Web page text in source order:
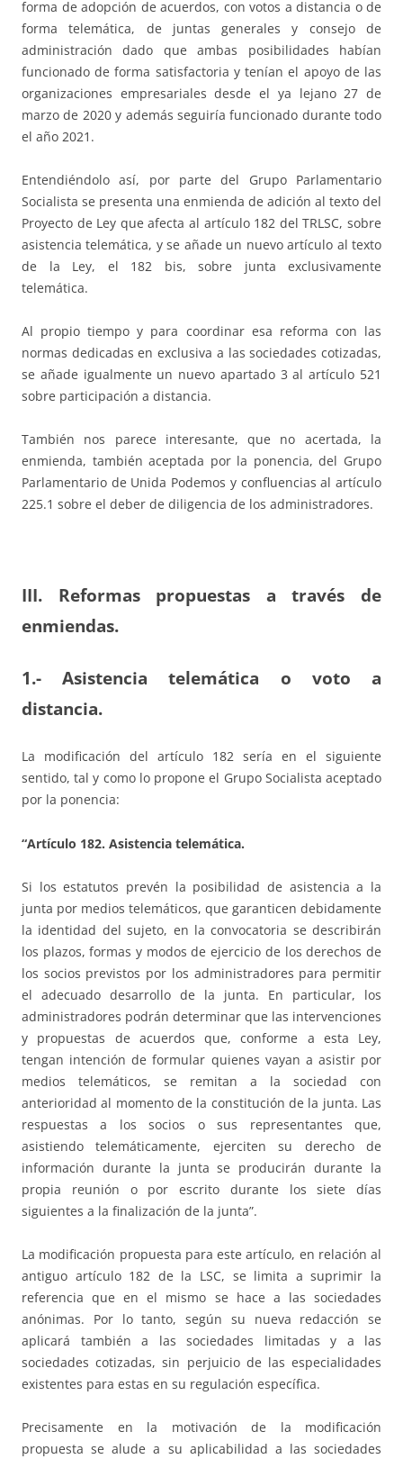
forma de adopción de acuerdos, con votos a distancia o de
forma telemática, de juntas generales y consejo de
administración dado que ambas posibilidades habían
funcionado de forma satisfactoria y tenían el apoyo de las
organizaciones empresariales desde el ya lejano 27 de
marzo de 2020 y además seguiría funcionado durante todo
el año 2021.
Entendiéndolo así, por parte del Grupo Parlamentario
Socialista se presenta una enmienda de adición al texto del
Proyecto de Ley que afecta al artículo 182 del TRLSC, sobre
asistencia telemática, y se añade un nuevo artículo al texto
de la Ley, el 182 bis, sobre junta exclusivamente
telemática.
Al propio tiempo y para coordinar esa reforma con las
normas dedicadas en exclusiva a las sociedades cotizadas,
se añade igualmente un nuevo apartado 3 al artículo 521
sobre participación a distancia.
También nos parece interesante, que no acertada, la
enmienda, también aceptada por la ponencia, del Grupo
Parlamentario de Unida Podemos y confluencias al artículo
225.1 sobre el deber de diligencia de los administradores.
III. Reformas propuestas a través de
enmiendas.
1.- Asistencia telemática o voto a
distancia.
La modificación del artículo 182 sería en el siguiente
sentido, tal y como lo propone el Grupo Socialista aceptado
por la ponencia:
“Artículo 182. Asistencia telemática.
Si los estatutos prevén la posibilidad de asistencia a la
junta por medios telemáticos, que garanticen debidamente
la identidad del sujeto, en la convocatoria se describirán
los plazos, formas y modos de ejercicio de los derechos de
los socios previstos por los administradores para permitir
el adecuado desarrollo de la junta. En particular, los
administradores podrán determinar que las intervenciones
y propuestas de acuerdos que, conforme a esta Ley,
tengan intención de formular quienes vayan a asistir por
medios telemáticos, se remitan a la sociedad con
anterioridad al momento de la constitución de la junta. Las
respuestas a los socios o sus representantes que,
asistiendo telemáticamente, ejerciten su derecho de
información durante la junta se producirán durante la
propia reunión o por escrito durante los siete días
siguientes a la finalización de la junta”.
La modificación propuesta para este artículo, en relación al
antiguo artículo 182 de la LSC, se limita a suprimir la
referencia que en el mismo se hace a las sociedades
anónimas. Por lo tanto, según su nueva redacción se
aplicará también a las sociedades limitadas y a las
sociedades cotizadas, sin perjuicio de las especialidades
existentes para estas en su regulación específica.
Precisamente en la motivación de la modificación
propuesta se alude a su aplicabilidad a las sociedades